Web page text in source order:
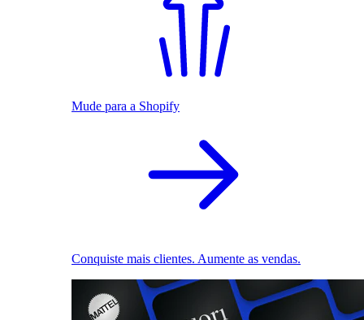
Mude para a Shopify
Conquiste mais clientes. Aumente as vendas.